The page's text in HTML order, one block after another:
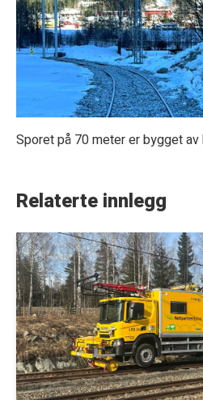
Sporet på 70 meter er bygget
Relaterte innlegg